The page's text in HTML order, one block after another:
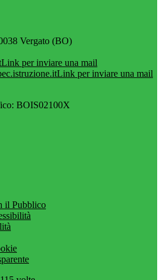
Vergato (BO)
Link per inviare una mail
Link per inviare una mail
BOIS02100X
il Pubblico